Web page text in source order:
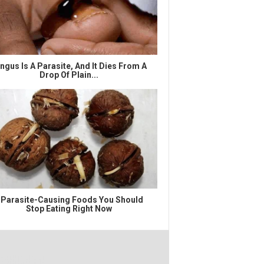
Is A Parasite, And It Dies From A
Drop Of Plain...
Causing Foods You Should
Stop Eating Right Now